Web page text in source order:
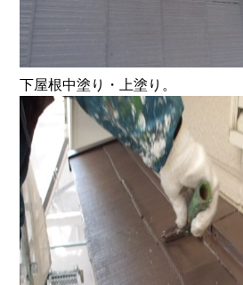
下屋根中塗り・上塗り。